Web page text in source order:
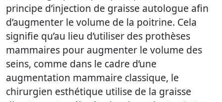
principe d’injection de graisse autologue afin
d’augmenter le volume de la poitrine. Cela
signifie qu’au lieu d’utiliser des prothèses
mammaires pour augmenter le volume des
seins, comme dans le cadre d’une
augmentation mammaire classique, le
chirurgien esthétique utilise de la graisse